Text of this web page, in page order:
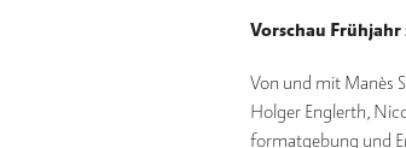
Vorschau Frühjahr
Von und mit Manès
Holger Englerth,
formatgebung und